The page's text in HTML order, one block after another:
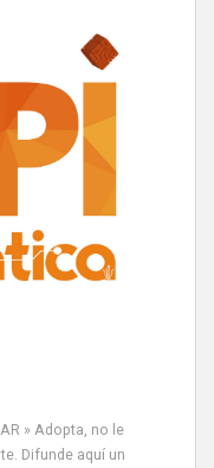
» Adopta, no le
Difunde aquí un